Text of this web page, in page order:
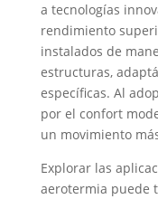
a tecnologías
rendimiento
instalados de
estructuras,
específicas. Al
por el confort
un movimiento
Explorar las
aerotermia puede